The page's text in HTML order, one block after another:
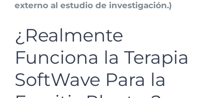
externo al estudio de investigación.)
¿Realmente
Funciona la Terapia
SoftWave Para la